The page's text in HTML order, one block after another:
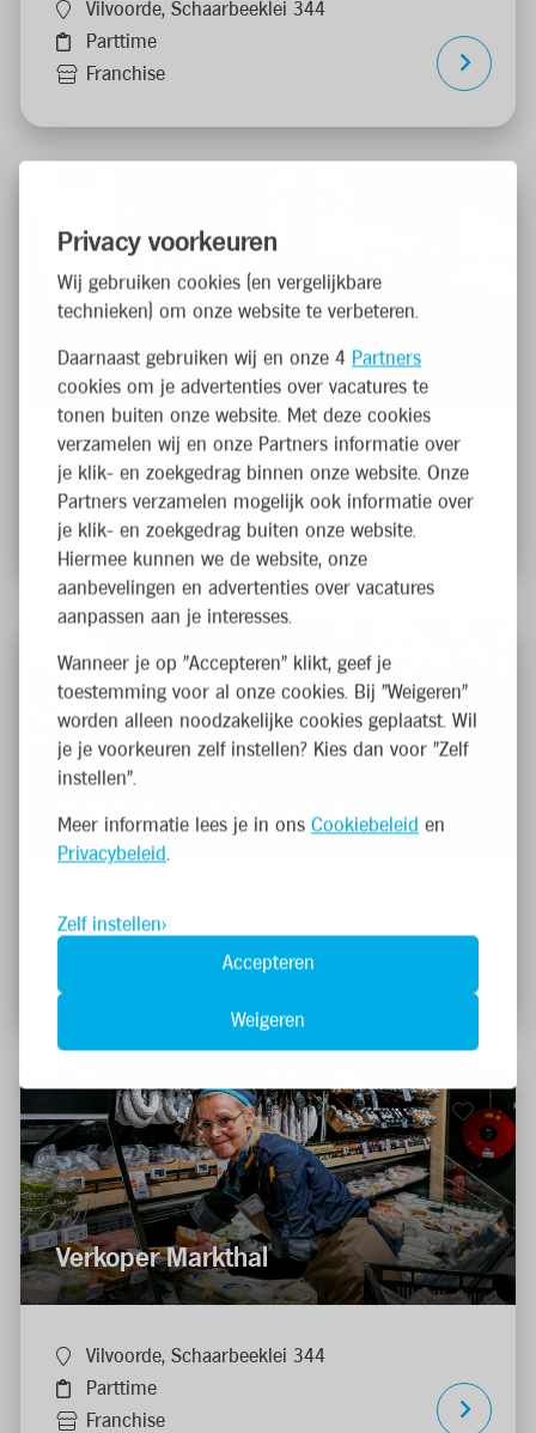
Privacy voorkeuren
Wij gebruiken cookies (en vergelijkbare
technieken) om onze website te verbeteren.
Daarnaast gebruiken wij en onze 4 Partners
cookies om je advertenties over vacatures te
tonen buiten onze website. Met deze cookies
verzamelen wij en onze Partners informatie over
je klik- en zoekgedrag binnen onze website. Onze
Partners verzamelen mogelijk ook informatie over
je klik- en zoekgedrag buiten onze website.
Hiermee kunnen we de website, onze
aanbevelingen en advertenties over vacatures
aanpassen aan je interesses.
Wanneer je op "Accepteren" klikt, geef je
toestemming voor al onze cookies. Bij "Weigeren"
worden alleen noodzakelijke cookies geplaatst. Wil
je je voorkeuren zelf instellen? Kies dan voor "Zelf
instellen".
Meer informatie lees je in ons Cookiebeleid en
Privacybeleid.
Zelf instellen
Weigeren
Accepteren
Vilvoorde, Schaarbeeklei 344
Parttime
Franchise
Medewerker
Verkoopafhandeling - kassa
Vilvoorde, Schaarbeeklei 344
Parttime
Franchise
Parttime
Verkoper Markthal
Vilvoorde, Schaarbeeklei 344
Parttime
Franchise